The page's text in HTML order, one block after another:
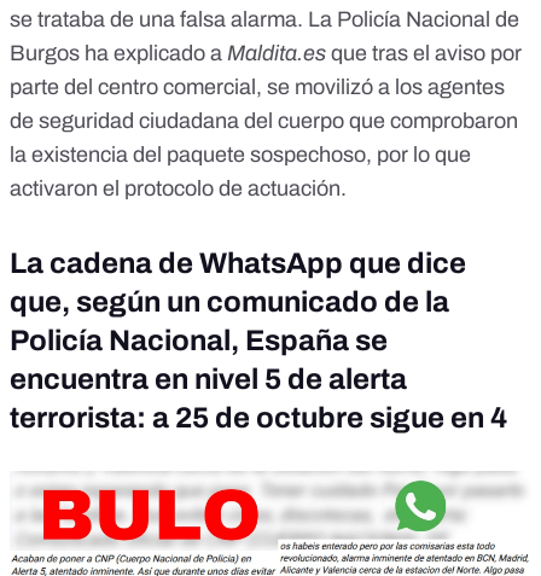
se trataba de una falsa alarma. La Policía Nacional de
Burgos ha explicado a Maldita.es que tras el aviso por
parte del centro comercial, se movilizó a los agentes
de seguridad ciudadana del cuerpo que comprobaron
la existencia del paquete sospechoso, por lo que
activaron el protocolo de actuación.
La cadena de WhatsApp que dice
que, según un comunicado de la
Policía Nacional, España se
encuentra en nivel 5 de alerta
terrorista: a 25 de octubre sigue en 4